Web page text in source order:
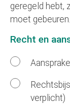
geregeld hebt,
moet gebeuren.
Recht en
verplicht)